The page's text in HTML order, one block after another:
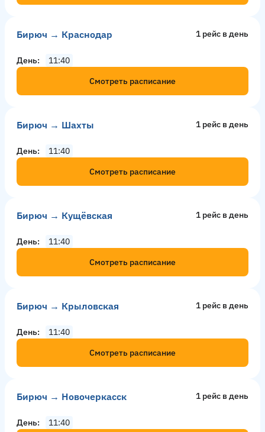
Бирюч → Краснодар 1 рейс в день
День
11:40
Смотреть расписание
Бирюч → Шахты 1 рейс в день
День
11:40
Смотреть расписание
Бирюч → Кущёвская 1 рейс в день
День
11:40
Смотреть расписание
Бирюч → Крыловская 1 рейс в день
День
11:40
Смотреть расписание
Бирюч → Новочеркасск 1 рейс в день
День 11:40